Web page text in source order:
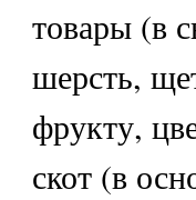
товары (в
шерсть,
фрукту,
скот (в